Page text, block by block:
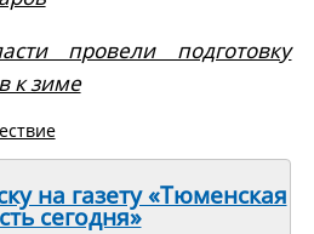
провели подготовку
к зиме
на газету «Тюменская
сегодня»